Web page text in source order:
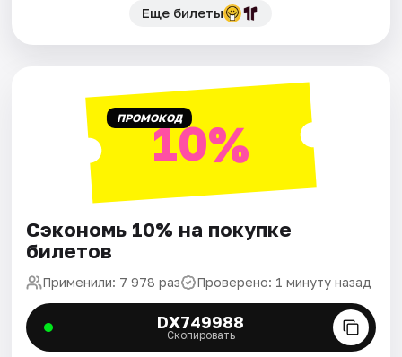
Еще билеты
ПРОМОКОД10%
Сэкономь 10% на покупке
билетов
Применили: 7 978 раз Проверено: 1 минуту назад
DX749988
Скопировать